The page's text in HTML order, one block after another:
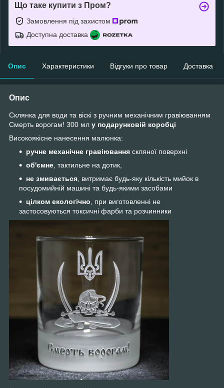
Що таке купити з Пром?
Замовлення під захистом
Доступна доставка
Опис Характеристики Відгуки про товар Доставка
Опис
Склянка для води та віскі з ручним механічним гравіюванням
Смерть ворогам! 300 мл у подарунковій коробці
Високоякісне нанесення малюнка:
ручне механічне гравіювання скляної поверхні
об'ємне , тактильне на дотик,
не змивається , витримає будь-яку кількість мийок в
посудомийній машині та будь-якими засобами
цілком екологічно , при виготовленні не
застосовуються токсичні фарби та розчинники